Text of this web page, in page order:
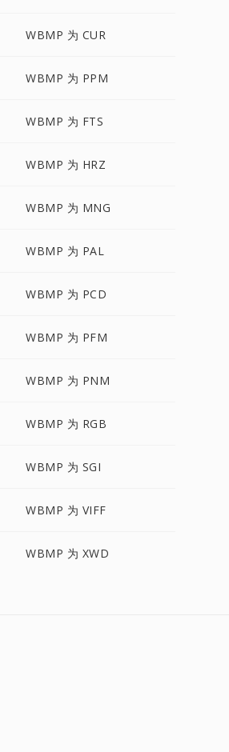
WBMP 为 CUR
WBMP 为 PPM
WBMP 为 FTS
WBMP 为 HRZ
WBMP 为 MNG
WBMP 为 PAL
WBMP 为 PCD
WBMP 为 PFM
WBMP 为 PNM
WBMP 为 RGB
WBMP 为 SGI
WBMP 为 VIFF
WBMP 为 XWD